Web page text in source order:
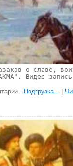
о славе,
Видео
- Подгрузка... |